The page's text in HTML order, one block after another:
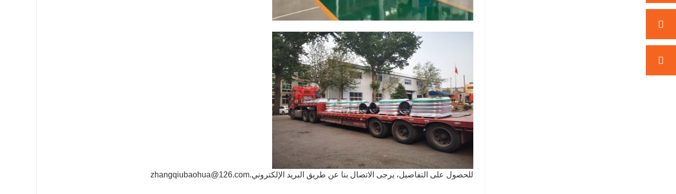
للحصول على التفاصيل، يرجى الاتصال بنا عن طريق البريد الإلكتروني.zhangqiubaohua@126.com